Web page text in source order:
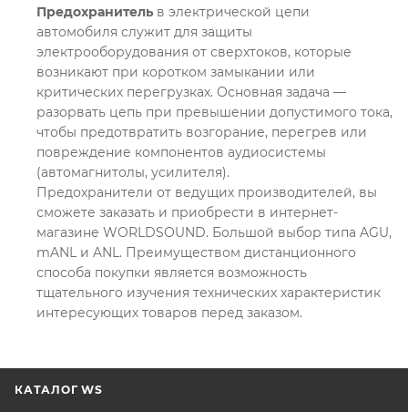
Предохранитель в электрической цепи
автомобиля служит для защиты
электрооборудования от сверхтоков, которые
возникают при коротком замыкании или
критических перегрузках. Основная задача —
разорвать цепь при превышении допустимого тока,
чтобы предотвратить возгорание, перегрев или
повреждение компонентов аудиосистемы
(автомагнитолы, усилителя).
Предохранители от ведущих производителей, вы
сможете заказать и приобрести в интернет-
магазине WORLDSOUND. Большой выбор типа AGU,
mANL и ANL. Преимуществом дистанционного
способа покупки является возможность
тщательного изучения технических характеристик
интересующих товаров перед заказом.
КАТАЛОГ WS